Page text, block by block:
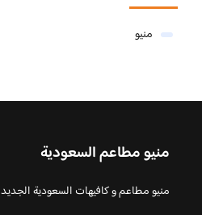
منيو
منيو مطاعم السعودية
منيو مطاعم و كافيهات السعودية الجديد